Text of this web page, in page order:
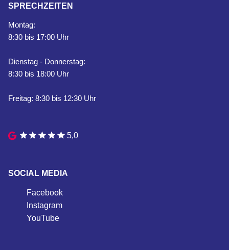
SPRECHZEITEN
Montag:
8:30 bis 17:00 Uhr
Dienstag - Donnerstag:
8:30 bis 18:00 Uhr
Freitag: 8:30 bis 12:30 Uhr
5,0
SOCIAL MEDIA
Facebook
Instagram
YouTube